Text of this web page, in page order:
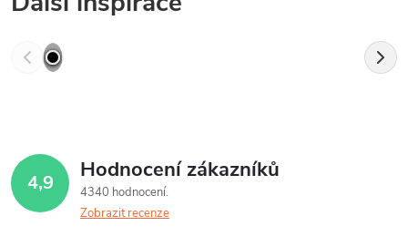
4,9 Hodnocení zákazníků
4340 hodnocení
Zobrazit recenze